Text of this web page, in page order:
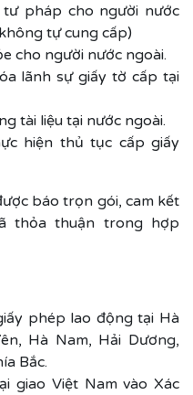
pháp cho người nước
tự cung cấp)
cho người nước ngoài.
lãnh sự giấy tờ cấp tại
tài liệu tại nước ngoài.
hiện thủ tục cấp giấy
báo trọn gói, cam kết
thỏa thuận trong hợp
phép lao động tại Hà
Hà Nam, Hải Dương,
Bắc.
giao Việt Nam vào Xác